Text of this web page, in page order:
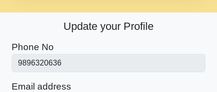
Update your Profile
Phone No
Email address